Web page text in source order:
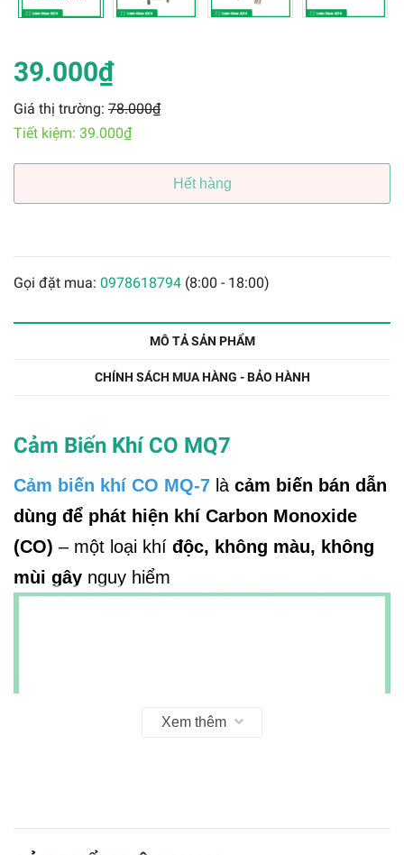
39.000₫
Giá thị trường: 78.000₫
Tiết kiệm: 39.000₫
Hết hàng
Gọi đặt mua: 0978618794 (8:00 - 18:00)
MÔ TẢ SẢN PHẨM
CHÍNH SÁCH MUA HÀNG - BẢO HÀNH
Cảm Biến Khí CO MQ7
Cảm biến khí CO MQ-7 là cảm biến bán dẫn
dùng để phát hiện khí Carbon Monoxide
(CO) – một loại khí độc, không màu, không
mùi gây nguy hiểm
Xem thêm